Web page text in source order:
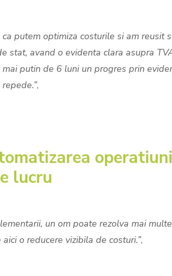
putem optimiza costurile si am reusit
stat, avand o evidenta clara asupra
putin de 6 luni un progres prin
,
lucru
un om poate rezolva mai
o reducere vizibila de costuri.”,